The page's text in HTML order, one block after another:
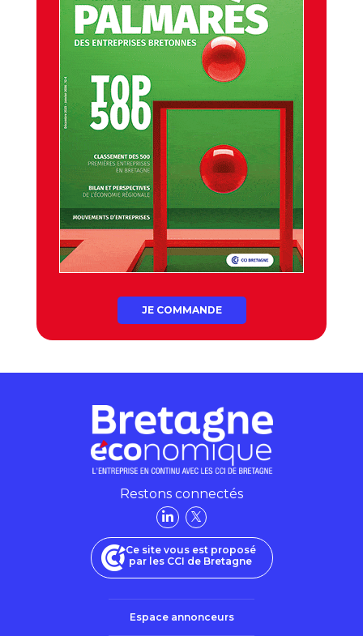
JE COMMANDE
Restons connectés
Ce site vous est proposé
par les CCI de Bretagne
Espace annonceurs